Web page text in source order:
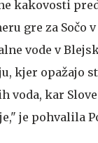
kakovosti
gre za Sočo
vode v
kjer opažajo
voda, kar
je pohvalila